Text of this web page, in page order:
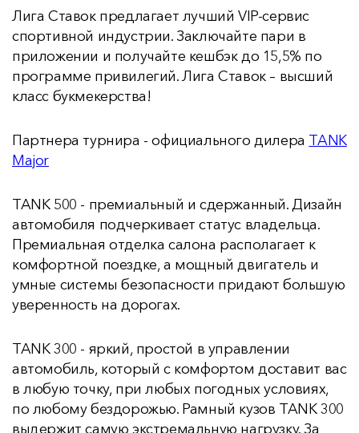
Лига Ставок предлагает лучший VIP-сервис
спортивной индустрии. Заключайте пари в
приложении и получайте кешбэк до 15,5% по
программе привилегий. Лига Ставок – высший
класс букмекерства!
Партнера турнира - официального дилера TANK
Major
TANK 500 - премиальный и сдержанный. Дизайн
автомобиля подчеркивает статус владельца.
Премиальная отделка салона располагает к
комфортной поездке, а мощный двигатель и
умные системы безопасности придают большую
уверенность на дорогах.
TANK 300 - яркий, простой в управлении
автомобиль, который с комфортом доставит вас
в любую точку, при любых погодных условиях,
по любому бездорожью. Рамный кузов TANK 300
выдержит самую экстремальную нагрузку. За